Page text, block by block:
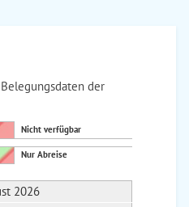
der
Nicht verfügbar
Nur Abreise
2026